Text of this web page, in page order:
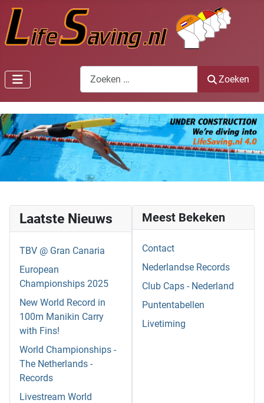
Zoeken
Zoeken
Laatste Nieuws
TBV @ Gran Canaria
European
Championships 2025
New World Record in
100m Manikin Carry
with Fins!
World Championships -
The Netherlands -
Records
Livestream World
Meest Bekeken
Contact
Nederlandse Records
Club Caps - Nederland
Puntentabellen
Livetiming